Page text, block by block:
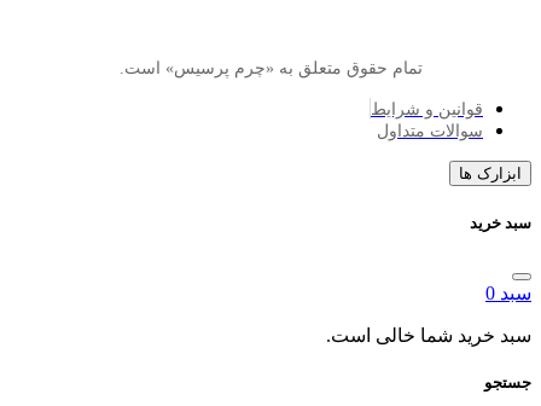
تمام حقوق متعلق به «چرم پرسیس» است.
و شرایط
متداول
شما خالی است.